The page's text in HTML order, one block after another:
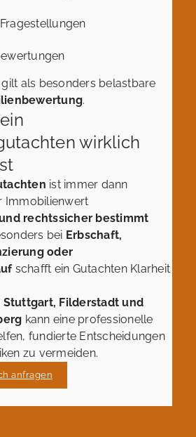
gilt als besonders belastbare
.
wirklich
ist immer dann
Immobilienwert
rechtssicher bestimmt
bei Erbschaft,
oder
schafft ein Gutachten Klarheit
Stuttgart, Filderstadt und
kann eine professionelle
fundierte Entscheidungen
zu vermeiden.
anfragen